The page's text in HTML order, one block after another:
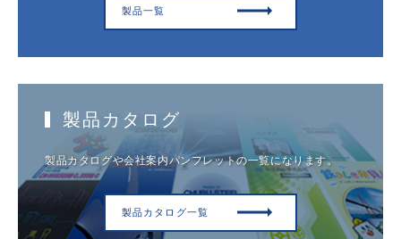
製品一覧
製品カタログ
製品カタログや会社案内パンフレットの一覧になります。
製品カタログ一覧